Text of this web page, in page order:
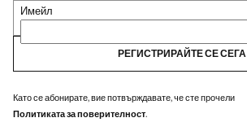
Имейл
РЕГИСТРИРАЙТЕ СЕ СЕГА
Като се абонирате, вие потвърждавате, че сте прочели
Политиката за поверителност.